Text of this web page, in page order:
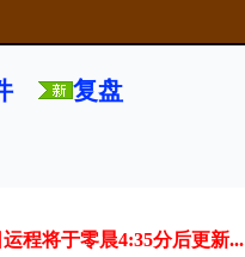
复盘
程将于零晨4:35分后更新...